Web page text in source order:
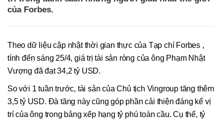
của Forbes.
Theo dữ liệu cập nhật thời gian thực của Tạp chí Forbes ,
tính đến sáng 25/4, giá trị tài sản ròng của ông Phạm Nhật
Vượng đã đạt 34,2 tỷ USD.
So với 1 tuần trước, tài sản của Chủ tịch Vingroup tăng thêm
3,5 tỷ USD. Đà tăng này cũng góp phần cải thiện đáng kể vị
trí của ông trong bảng xếp hạng tỷ phú toàn cầu. Cụ thể, tỷ